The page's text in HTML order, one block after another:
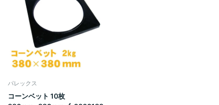
パレックス
コーンベット 10枚